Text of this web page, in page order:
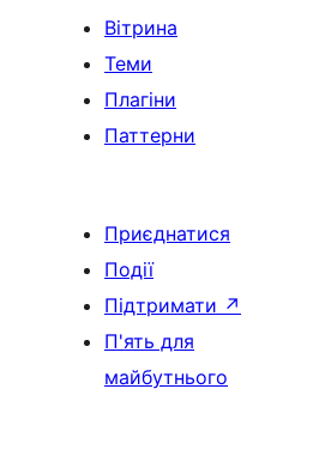
Вітрина
Теми
Плагіни
Паттерни
Приєднатися
Події
Підтримати ↗
П'ять для
майбутнього